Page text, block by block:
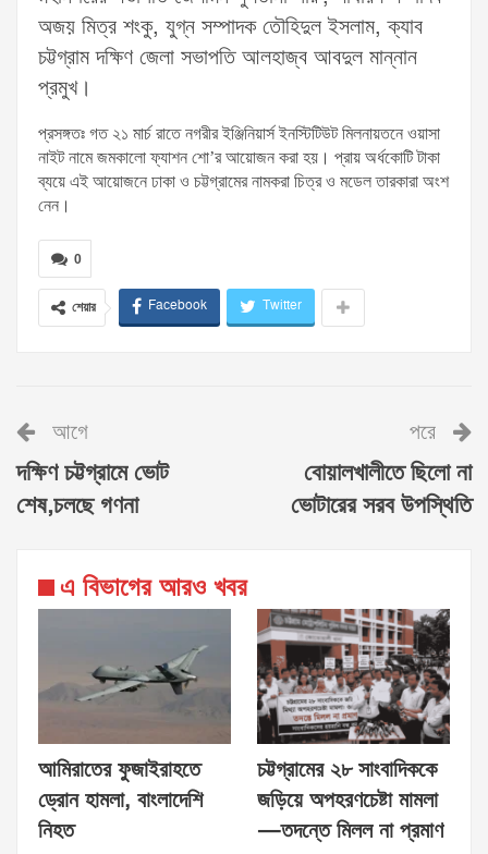
অজয় মিত্র শংকু, যুগ্ন সম্পাদক তৌহিদুল ইসলাম, ক্যাব
চট্টগ্রাম দক্ষিণ জেলা সভাপতি আলহাজ্ব আবদুল মান্নান
প্রমুখ।
প্রসঙ্গতঃ গত ২১ মার্চ রাতে নগরীর ইঞ্জিনিয়ার্স ইনস্টিটিউট মিলনায়তনে ওয়াসা
নাইট নামে জমকালো ফ্যাশন শো’র আয়োজন করা হয়। প্রায় অর্ধকোটি টাকা
ব্যয়ে এই আয়োজনে ঢাকা ও চট্টগ্রামের নামকরা চিত্র ও মডেল তারকারা অংশ
নেন।
0
শেয়ার Facebook Twitter
আগে
দক্ষিণ চট্টগ্রামে ভোট
শেষ,চলছে গণনা
পরে
বোয়ালখালীতে ছিলো না
ভোটারের সরব উপস্থিতি
এ বিভাগের আরও খবর
আমিরাতের ফুজাইরাহতে
ড্রোন হামলা, বাংলাদেশি
নিহত
চট্টগ্রামের ২৮ সাংবাদিককে
জড়িয়ে অপহরণচেষ্টা মামলা
—তদন্তে মিলল না প্রমাণ